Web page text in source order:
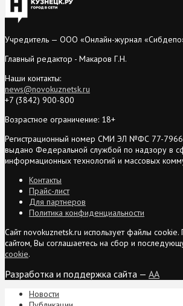
Учредитель — ООО «Онлайн-журнал
Главный редактор - Макаров Г.Н.
Наши контакты:
news@novokuznetsk.ru
+7 (3842) 900-800
Возрастное ограничение: 18+
Регистрационный номер СМИ ЭЛ №ФС 77-
выдано Федеральной службой по надзору в
информационных технологий и массовых
Контакты
Прайс-лист
Для партнеров
Политика конфиденциальности
Сайт novokuznetsk.ru использует файлы
сайтом, Вы соглашаетесь на сбор и
cookie.
Разработка и поддержка сайта — AA
Новости